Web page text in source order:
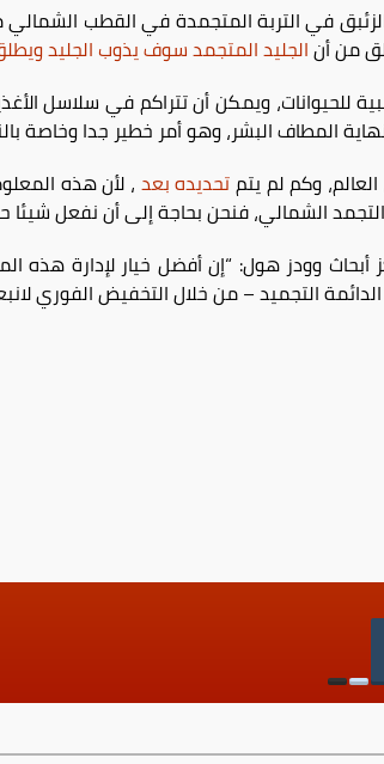
في التربة المتجمدة في القطب
من أنالجليد المتجمد سوف يذوب الجليد
للحيوانات، ويمكن أن تتراكم في سلاسل
المطاف البشر، وهو أمر خطير جدا وخاصة
وكم لم يتمتحديده بعد، لأن هذه
الشمالي، فنحن بحاجة إلى أن نفعل شيئا
وودز هول: “إن أفضل خيار لإدارة هذه
التجميد – من خلال التخفيض الفوري